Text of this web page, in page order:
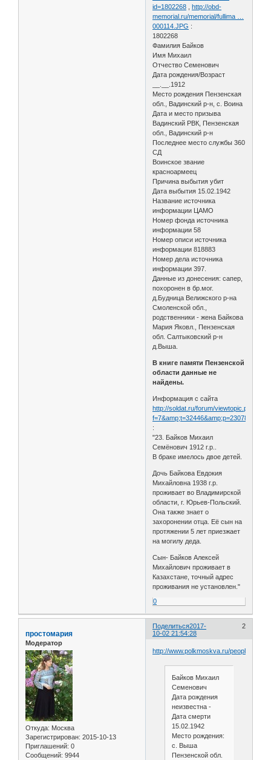
id=1802268 ,http://obd-
memorial.ru/memorial/fullima …
000114.JPG :
1802268
Фамилия Байков
Имя Михаил
Отчество Семенович
Дата рождения/Возраст
__.__.1912
Место рождения Пензенская
обл., Вадинский р-н, с. Воина
Дата и место призыва
Вадинский РВК, Пензенская
обл., Вадинский р-н
Последнее место службы 360
СД
Воинское звание
красноармеец
Причина выбытия убит
Дата выбытия 15.02.1942
Название источника
информации ЦАМО
Номер фонда источника
информации 58
Номер описи источника
информации 818883
Номер дела источника
информации 397.
Данные из донесения: сапер,
похоронен в бр.мог.
д.Будница Велижского р-на
Смоленской обл.,
родственники - жена Байкова
Мария Яковл., Пензенская
обл. Салтыковский р-н
д.Выша.
В книге памяти Пензенской
области данные не
найдены.
Информация с сайта
http://soldat.ru/forum/viewtopic.php?
:
"23. Байков Михаил
Семёнович 1912 г.р..
В браке имелось двое детей.
Дочь Байкова Евдокия
Михайловна 1938 г.р.
проживает во Владимирской
области, г. Юрьев-Польский.
Она также знает о
захоронении отца. Её сын на
протяжении 5 лет приезжает
на могилу деда.
Сын- Байков Алексей
Михайлович проживает в
Казахстане, точный адрес
проживания не установлен."
0
Поделиться 2
2017-
10-02 21:54:28
простомария
Модератор
Откуда: Москва
Зарегистрирован: 2015-10-13
Приглашений: 0
Сообщений: 9944
http://www.polkmoskva.ru/people/
Байков Михаил
Семенович
Дата рождения
неизвестна -
Дата смерти
15.02.1942
Меcто рождения:
с. Выша
Пензенской обл.